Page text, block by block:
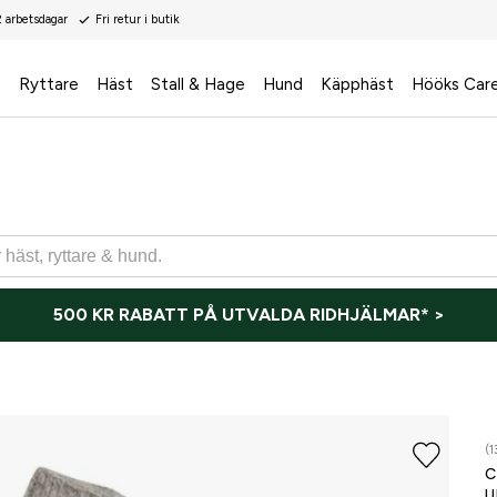
Fri retur i butik
Ryttare Häst Stall & Hage Hund Käpphäst Hööks
500 KR RABATT PÅ UTVALDA RIDHJÄLMAR* >